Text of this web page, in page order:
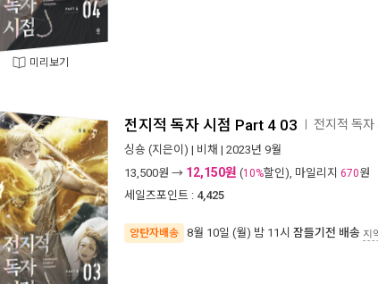
미리보기
전지적 독자 시점 Part 4 03 전지적 독자
싱숑 (지은이) | 비채 | 2023년 9월
13,500원 → 12,150원 (10%할인), 마일리지 670원
세일즈포인트 : 4,425
양탄자배송 8월 10일 (월) 밤 11시 잠들기전 배송 지